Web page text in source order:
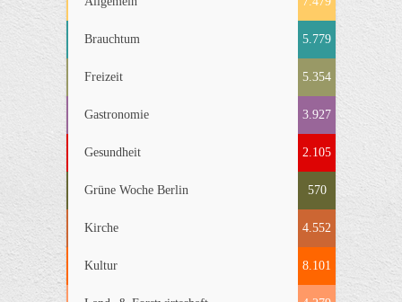
Brauchtum 5.779
Freizeit 5.354
Gastronomie 3.927
Gesundheit 2.105
Grüne Woche Berlin 570
Kirche 4.552
Kultur 8.101